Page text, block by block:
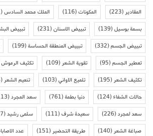
المقادير(223) المكونات(116) الملك محمد السادس(101)
بسمة بوسيل(139) تبييض الاسنان(231) تبييض
تبييض الجسم(332) تبييض المنطقة الحساسة(199)
تعطير الجسم(95) تقوية الشعر(109) تكثيف الرموش
تكثيف الشعر(195) تلميع الاواني(103) تنعيم الشعر(434)
حالات الشفاء(124) دنيا بطمة(761) سعد المجرد(113)
سعد لمجرد(226) سعيدة شرف(111) سلمى رشيد(167)
صباغة الشعر(140) طريقة التحضير(151) عدد